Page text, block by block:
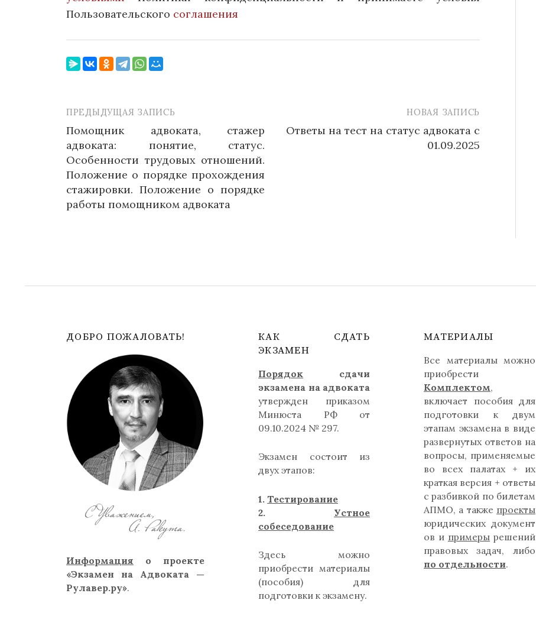
Пользовательского соглашения
Навигация
по
записям
ПРЕДЫДУЩАЯ ЗАПИСЬ
Помощник адвоката, стажер
адвоката: понятие, статус.
Особенности трудовых отношений.
Положение о порядке прохождения
стажировки. Положение о порядке
работы помощником адвоката
НОВАЯ ЗАПИСЬ
Ответы на тест на статус адвоката с
01.09.2025
ДОБРО ПОЖАЛОВАТЬ!
Информация о проекте
«Экзамен на Адвоката —
Рулавер.ру».
КАК СДАТЬ
ЭКЗАМЕН
Порядок сдачи
экзамена на адвоката
утвержден приказом
Минюста РФ от
09.10.2024 № 297.
Экзамен состоит из
двух этапов:
1. Тестирование
2. Устное
собеседование
Здесь можно
приобрести материалы
(пособия) для
подготовки к экзамену.
МАТЕРИАЛЫ
Все материалы можно
приобрести
Комплектом,
включает пособия для
подготовки к двум
этапам экзамена в виде
развернутых ответов на
вопросы, применяемые
во всех палатах + их
краткая версия + ответы
с разбивкой по билетам
АПМО, а также проекты
юридических документ
ов и примеры решений
правовых задач, либо
по отдельности.